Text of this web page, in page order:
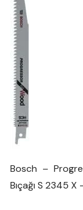
Bosch –
Bıçağı S 2345 X